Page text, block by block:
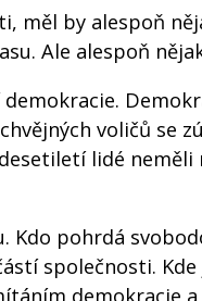
měl by alespoň
Ale alespoň
voličů
lidé
Kdo pohrdá
společnosti.
demokracie